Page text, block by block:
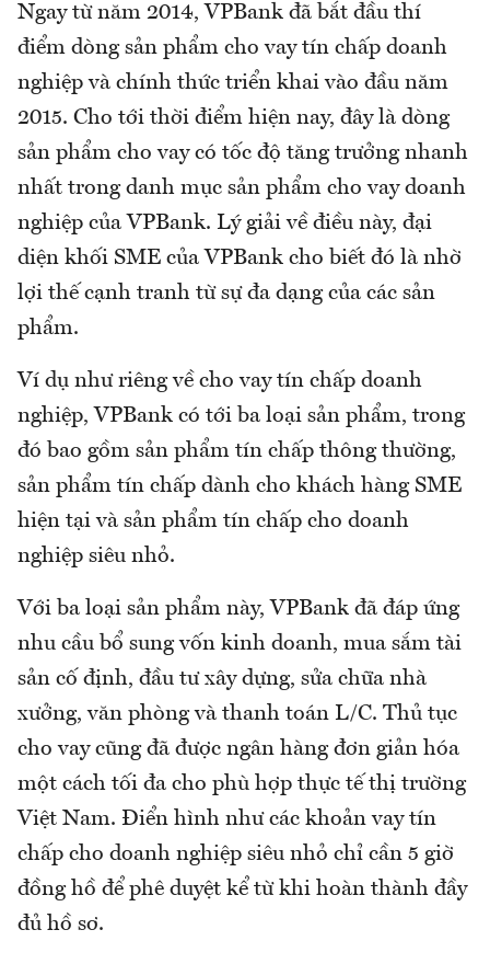
Ngay từ năm 2014, VPBank đã bắt đầu thí
điểm dòng sản phẩm cho vay tín chấp doanh
nghiệp và chính thức triển khai vào đầu năm
2015. Cho tới thời điểm hiện nay, đây là dòng
sản phẩm cho vay có tốc độ tăng trưởng nhanh
nhất trong danh mục sản phẩm cho vay doanh
nghiệp của VPBank. Lý giải về điều này, đại
diện khối SME của VPBank cho biết đó là nhờ
lợi thế cạnh tranh từ sự đa dạng của các sản
phẩm.
Ví dụ như riêng về cho vay tín chấp doanh
nghiệp, VPBank có tới ba loại sản phẩm, trong
đó bao gồm sản phẩm tín chấp thông thường,
sản phẩm tín chấp dành cho khách hàng SME
hiện tại và sản phẩm tín chấp cho doanh
nghiệp siêu nhỏ.
Với ba loại sản phẩm này, VPBank đã đáp ứng
nhu cầu bổ sung vốn kinh doanh, mua sắm tài
sản cố định, đầu tư xây dựng, sửa chữa nhà
xưởng, văn phòng và thanh toán L/C. Thủ tục
cho vay cũng đã được ngân hàng đơn giản hóa
một cách tối đa cho phù hợp thực tế thị trường
Việt Nam. Điển hình như các khoản vay tín
chấp cho doanh nghiệp siêu nhỏ chỉ cần 5 giờ
đồng hồ để phê duyệt kể từ khi hoàn thành đầy
đủ hồ sơ.